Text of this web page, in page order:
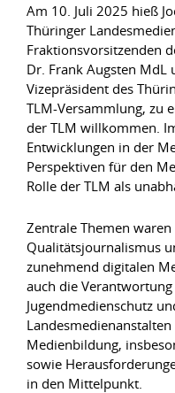
Am 10. Juli 2025 hieß
Thüringer
Fraktionsvorsitzenden
Dr. Frank Augsten MdL
Vizepräsident des
TLM-Versammlung, zu
der TLM willkommen.
Entwicklungen in der
Perspektiven für den
Rolle der TLM als
Zentrale Themen
Qualitätsjournalismus
zunehmend digitalen
auch die
Jugendmedienschutz
Medienbildung,
sowie
in den Mittelpunkt.